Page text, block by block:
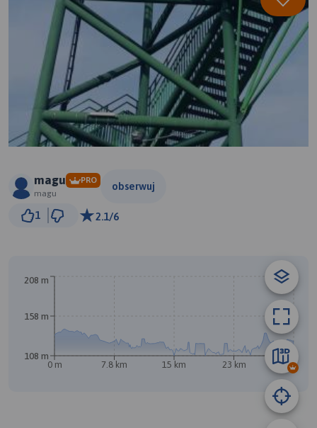
magu
PRO
magu
obserwuj
1 2.1/6
0 m 7.8 km 15 km 23 km 31 km
108 m
158 m
208 m